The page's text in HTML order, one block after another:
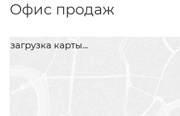
Офис продаж
загрузка карты...